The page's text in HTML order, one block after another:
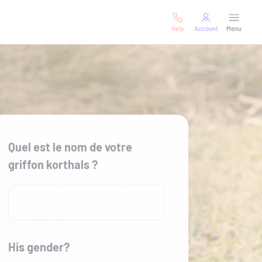
Help Account Menu
Quel est le nom de votre
griffon korthals ?
His gender?